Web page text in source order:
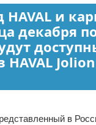
и
декабря
HAVAL
в